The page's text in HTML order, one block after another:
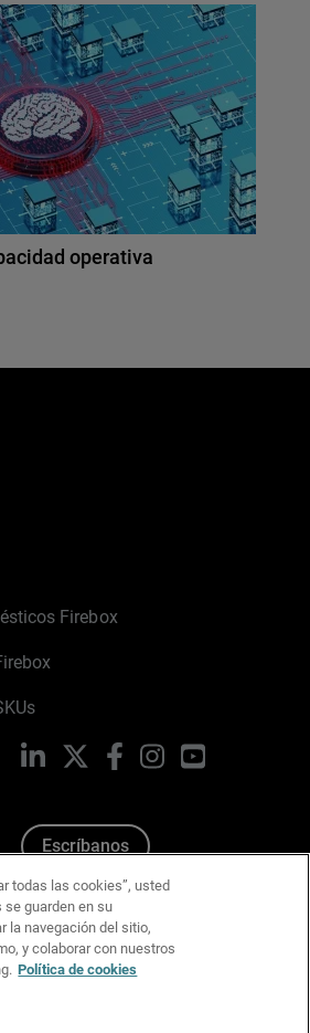
operativa
Firebox
LinkedIn FacebookInstagramYouTube
Escríbanos
todas las cookies”, usted
guarden en su
la navegación del sitio,
y colaborar con nuestros
Política de cookies